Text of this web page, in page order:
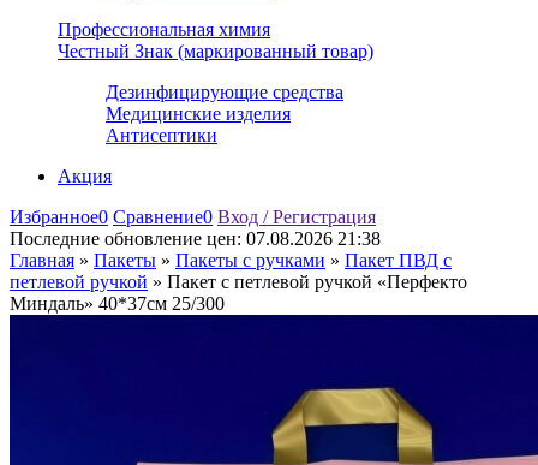
Профессиональная химия
Честный Знак (маркированный товар)
Дезинфицирующие средства
Медицинские изделия
Антисептики
Акция
Избранное0 Сравнение0 Вход / Регистрация
Последние обновление цен: 07.08.2026 21:38
Главная » Пакеты » Пакеты с ручками » Пакет ПВД с
петлевой ручкой » Пакет с петлевой ручкой «Перфекто
Миндаль» 40*37см 25/300